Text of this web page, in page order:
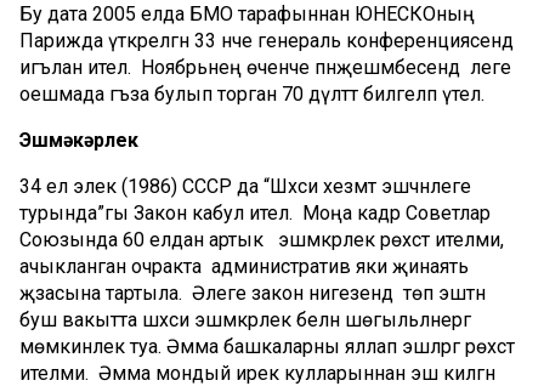
Бу дата 2005 елда БМО тарафыннан ЮНЕСКОның
Парижда үткәрелгән 33 нче генераль конференциясендә
игълан ителә. Ноябрьнең өченче пәнҗешәмбесендә әлеге
оешмада әгъза булып торган 70 дәүләттә билгеләп үтелә.
Эшмәкәрлек
34 ел элек (1986) СССР да “Шәхси хезмәт эшчәнлеге
турында”гы Закон кабул ителә. Моңа кадәр Советлар
Союзында 60 елдан артык эшмәкәрлек рөхсәт ителми,
ачыкланган очракта административ яки җинаять
җәзасына тартыла. Әлеге закон нигезендә төп эштән
буш вакытта шәхси эшмәкәрлек белән шөгыльләнергә
мөмкинлек туа. Әмма башкаларны яллап эшләргә рөхсәт
ителми. Әмма мондый ирек кулларыннан эш килгән